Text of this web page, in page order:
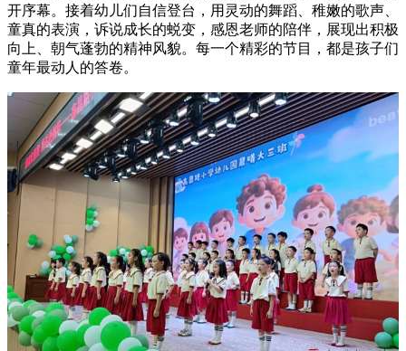
开序幕。接着幼儿们自信登台，用灵动的舞蹈、稚嫩的歌声、
童真的表演，诉说成长的蜕变，感恩老师的陪伴，展现出积极
向上、朝气蓬勃的精神风貌。每一个精彩的节目，都是孩子们
童年最动人的答卷。